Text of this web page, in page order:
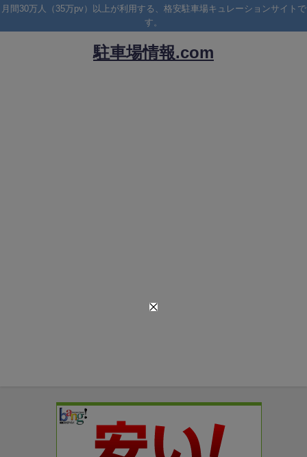
月間30万人（35万pv）以上が利用する、格安駐車場キュレーションサイトで
す。
駐車場情報.com